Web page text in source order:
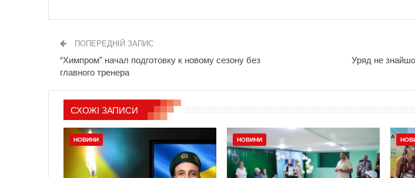
ПОПЕРЕДНІЙ ЗАПИС
“Химпром” начал подготовку к новому сезону без
главного тренера
Уряд не
СХОЖІ ЗАПИСИ
НОВИНИ НОВИНИ